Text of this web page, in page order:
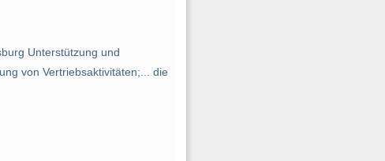
Unterstützung und
von Vertriebsaktivitäten;... die